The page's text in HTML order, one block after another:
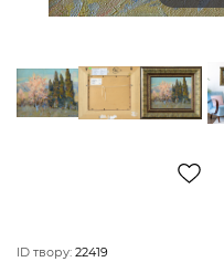
ID твору: 22419